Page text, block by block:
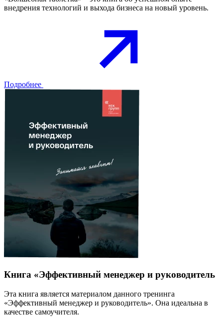
внедрения технологий и выхода бизнеса на новый уровень.
Подробнее
Книга «Эффективный менеджер и руководитель
Эта книга является материалом данного тренинга
«Эффективный менеджер и руководитель». Она идеальна в
качестве самоучителя.